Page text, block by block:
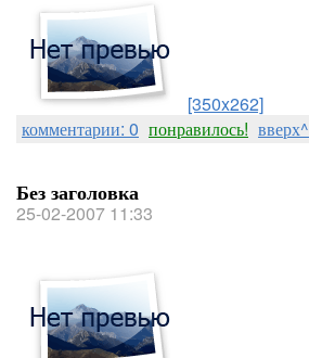
[350x262]
комментарии: 0 понравилось! вверх^
Без заголовка
25-02-2007 11:33